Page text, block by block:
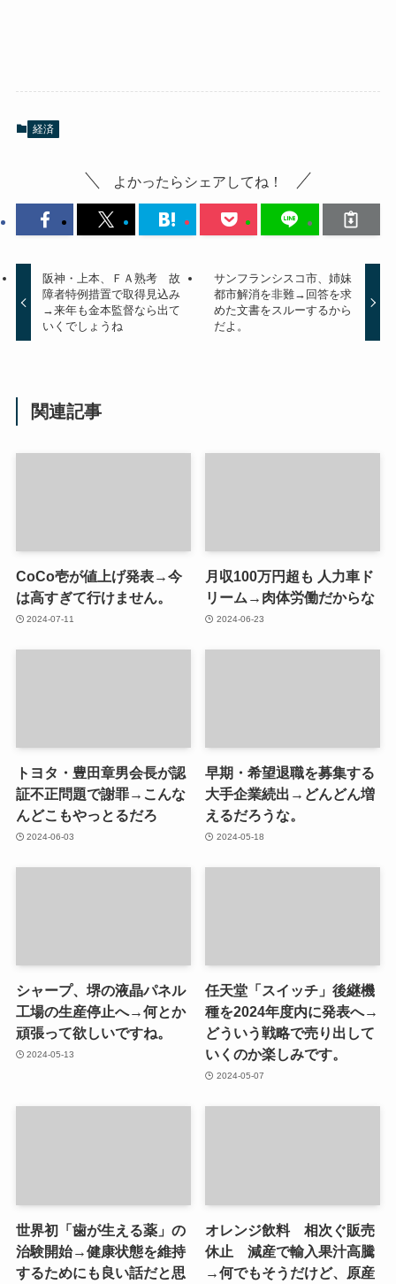
経済
よかったらシェアしてね！
阪神・上本、ＦＡ熟考 故
障者特例措置で取得見込み
→来年も金本監督なら出て
いくでしょうね
サンフランシスコ市、姉妹
都市解消を非難→回答を求
めた文書をスルーするから
だよ。
関連記事
CoCo壱が値上げ発表→今
は高すぎて行けません。
2024-07-11
月収100万円超も 人力車ド
リーム→肉体労働だからな
2024-06-23
トヨタ・豊田章男会長が認
証不正問題で謝罪→こんな
んどこもやっとるだろ
2024-06-03
早期・希望退職を募集する
大手企業続出→どんどん増
えるだろうな。
2024-05-18
シャープ、堺の液晶パネル
工場の生産停止へ→何とか
頑張って欲しいですね。
2024-05-13
任天堂「スイッチ」後継機
種を2024年度内に発表へ→
どういう戦略で売り出して
いくのか楽しみです。
2024-05-07
世界初「歯が生える薬」の
治験開始→健康状態を維持
するためにも良い話だと思
オレンジ飲料 相次ぐ販売
休止 減産で輸入果汁高騰
→何でもそうだけど、原産